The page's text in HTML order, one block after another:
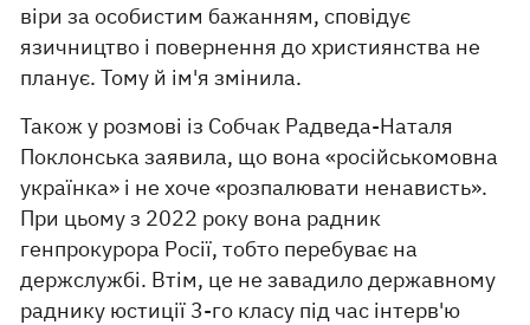
віри за особистим бажанням, сповідує
язичництво і повернення до християнства не
планує. Тому й ім'я змінила.
Також у розмові із Собчак Радведа-Наталя
Поклонська заявила, що вона «російськомовна
українка» і не хоче «розпалювати ненависть».
При цьому з 2022 року вона радник
генпрокурора Росії, тобто перебуває на
держслужбі. Втім, це не завадило державному
раднику юстиції 3-го класу під час інтерв'ю